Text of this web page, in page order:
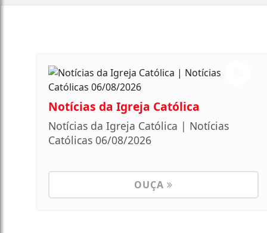
Notícias da Igreja Católica
Notícias da Igreja Católica | Notícias
Católicas 06/08/2026
OUÇA